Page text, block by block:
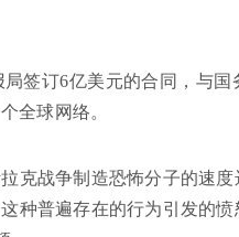
签订6亿美元的合同，与国
全球网络。
克战争制造恐怖分子的速
种普遍存在的行为引发的